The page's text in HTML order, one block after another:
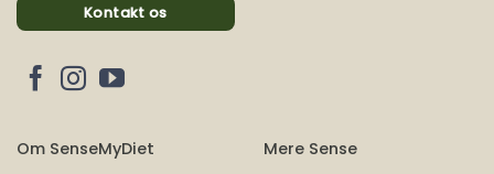
Kontakt os
Om SenseMyDiet Mere Sense